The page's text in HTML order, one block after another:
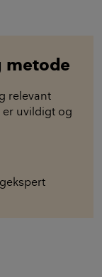
metode
relevant
uvildigt og